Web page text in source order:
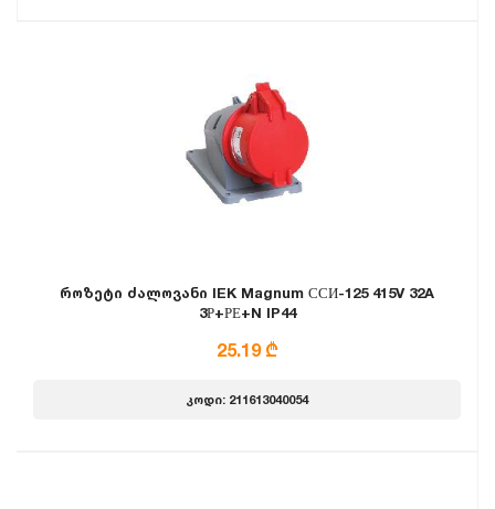
როზეტი ძალოვანი IEK Magnum ССИ-125 415V 32A
3Р+РЕ+N IP44
25.19 ₾
კოდი: 211613040054